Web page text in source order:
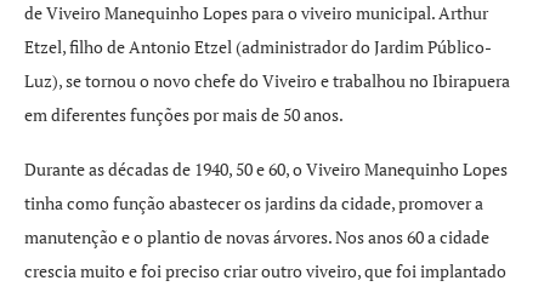
de Viveiro Manequinho Lopes para o viveiro municipal. Arthur
Etzel, filho de Antonio Etzel (administrador do Jardim Público-
Luz), se tornou o novo chefe do Viveiro e trabalhou no Ibirapuera
em diferentes funções por mais de 50 anos.
Durante as décadas de 1940, 50 e 60, o Viveiro Manequinho Lopes
tinha como função abastecer os jardins da cidade, promover a
manutenção e o plantio de novas árvores. Nos anos 60 a cidade
crescia muito e foi preciso criar outro viveiro, que foi implantado